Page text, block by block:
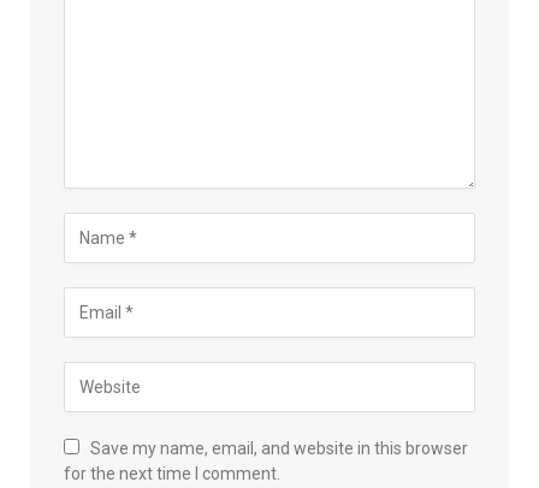
Save my name, email, and website in this browser
for the next time I comment.